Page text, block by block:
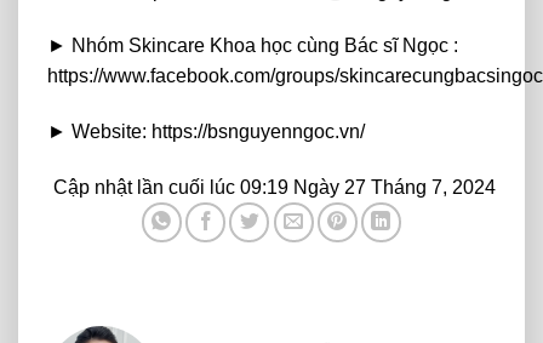
► Nhóm Skincare Khoa học cùng Bác sĩ Ngọc :
https://www.facebook.com/groups/skincarecungbacsingoc
► Website: https://bsnguyenngoc.vn/
Cập nhật lần cuối lúc 09:19 Ngày 27 Tháng 7, 2024